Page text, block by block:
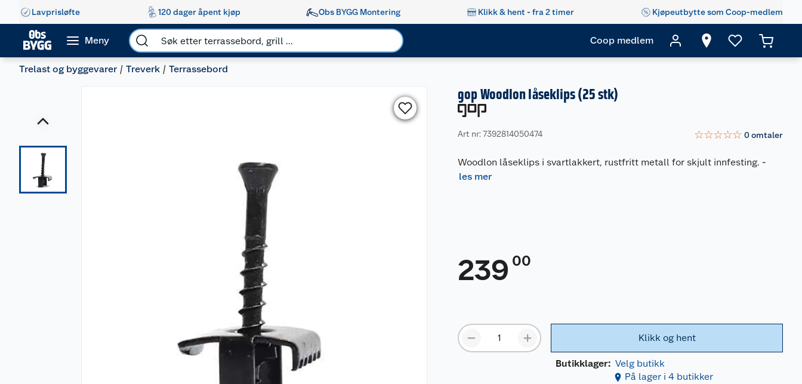
Lavprisløfte 120 dager åpent kjøp Obs BYGG Montering Klikk & hent - fra 2 timer Kjøpeutbytte som Coop-medlem
Meny Coop medlem
Trelast og byggevarer Treverk Terrassebord
gop Woodlon låseklips (25 stk)
Art nr: 7392814050474 ☆☆☆☆☆ 0omtaler
Woodlon låseklips i svartlakkert, rustfritt metall for skjult innfesting. -
les mer
239 00
Klikk og hent
Butikklager: Velg butikk
På lager i 4 butikker